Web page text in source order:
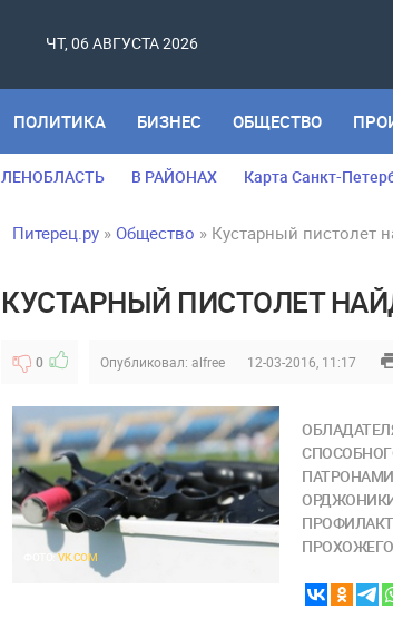
ЧТ, 06 АВГУСТА 2026
ПОЛИТИКА БИЗНЕС ОБЩЕСТВО
ЛЕНОБЛАСТЬ В РАЙОНАХ Карта Санкт-
Питерец.ру » Общество » Кустарный пистолет
КУСТАРНЫЙ ПИСТОЛЕТ
0 Опубликовал: alfree 12-03-2016, 11:17
ФОТО:VK.COM